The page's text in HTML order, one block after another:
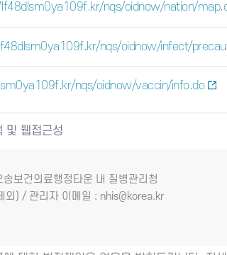
nqs/oidnow/nation/
nqs/oidnow/infect/
nqs/oidnow/vaccin/info.do
및 웹접근성
보건의료행정타운 내 질병관리청
) / 관리자 이메일 : nhis@korea.kr